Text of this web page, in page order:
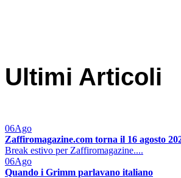
Ultimi Articoli
06Ago
Zaffiromagazine.com torna il 16 agosto
Break estivo per Zaffiromagazine....
06Ago
Quando i Grimm parlavano italiano